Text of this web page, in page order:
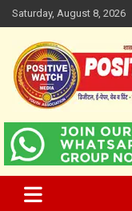
Skip
to
content
Saturday, August 8, 2026
Positive
www.positivewatch.in